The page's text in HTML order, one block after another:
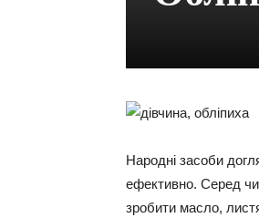
Народні засоби
ефективно. Серед
зробити масло,